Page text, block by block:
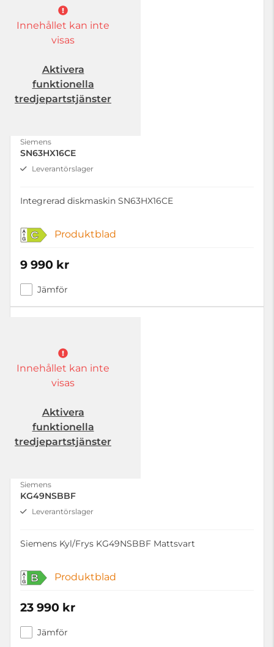
Innehållet kan inte
visas
Aktivera
funktionella
tredjepartstjänster
Siemens
SN63HX16CE
Leverantörslager
Integrerad diskmaskin SN63HX16CE
C Produktblad
9 990 kr
Jämför
Innehållet kan inte
visas
Aktivera
funktionella
tredjepartstjänster
Siemens
KG49NSBBF
Leverantörslager
Siemens Kyl/Frys KG49NSBBF Mattsvart
B Produktblad
23 990 kr
Jämför